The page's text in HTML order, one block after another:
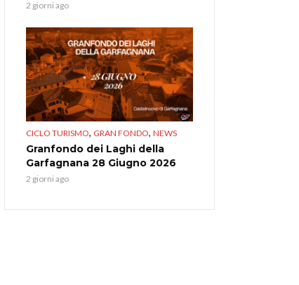
2 giorni ago
CICLO TURISMO, GRAN FONDO, NEWS
Granfondo dei Laghi della
Garfagnana 28 Giugno 2026
2 giorni ago